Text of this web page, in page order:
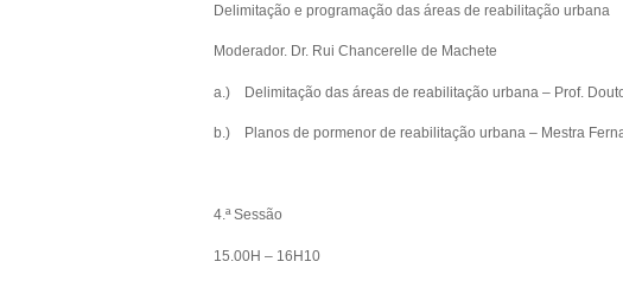
Delimitação e programação das áreas de reabilitação urbana
Moderador. Dr. Rui Chancerelle de Machete
a.) Delimitação das áreas de reabilitação urbana – Prof.
b.) Planos de pormenor de reabilitação urbana – Mestra
4.ª Sessão
15.00H – 16H10